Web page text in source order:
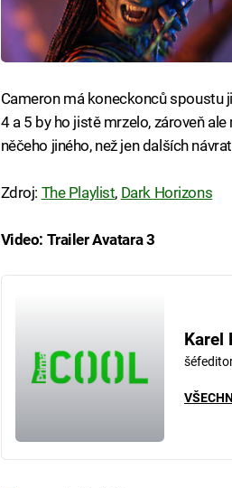
Cameron má koneckonců spoustu
4 a 5 by ho jistě mrzelo, zároveň
něčeho jiného, než jen dalších
Zdroj: The Playlist, Dark Horizons
Video: Trailer Avatara 3
Karel